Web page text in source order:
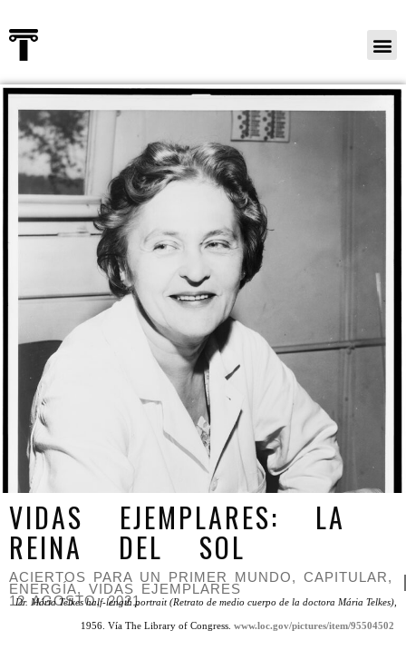
VIDAS EJEMPLARES: LA
REINA DEL SOL
ACIERTOS PARA UN PRIMER MUNDO, CAPITULAR,
ENERGÍA, VIDAS EJEMPLARES
12 AGOSTO, 2021
Dr. Mária Telkes half-length portrait (Retrato de medio cuerpo de la doctora Mária Telkes)
1956. Vía The Library of Congress. www.loc.gov/pictures/item/95504502